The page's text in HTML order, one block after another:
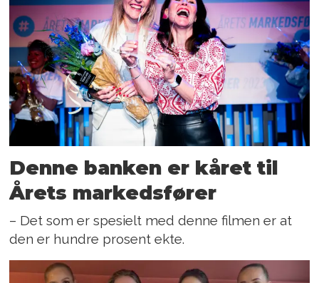
Denne banken er kåret til
Årets markedsfører
– Det som er spesielt med denne filmen er at
den er hundre prosent ekte.